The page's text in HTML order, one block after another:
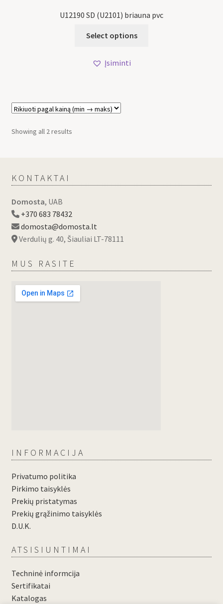
U12190 SD (U2101) briauna pvc
Select options
Įsiminti
Showing all 2 results
KONTAKTAI
Domosta, UAB
+370 683 78432
domosta@domosta.lt
Verdulių g. 40, Šiauliai LT-78111
MUS RASITE
INFORMACIJA
Privatumo politika
Pirkimo taisyklės
Prekių pristatymas
Prekių grąžinimo taisyklės
D.U.K.
ATSISIUNTIMAI
Techninė informcija
Sertifikatai
Katalogas